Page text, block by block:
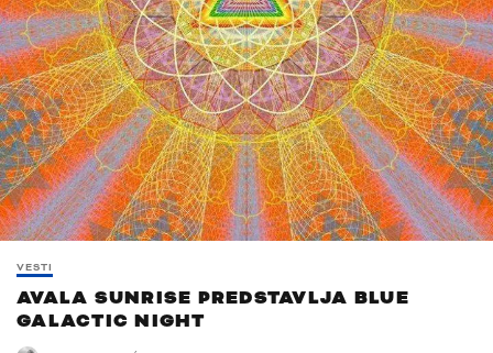
VESTI
AVALA SUNRISE PREDSTAVLJA BLUE
GALACTIC NIGHT